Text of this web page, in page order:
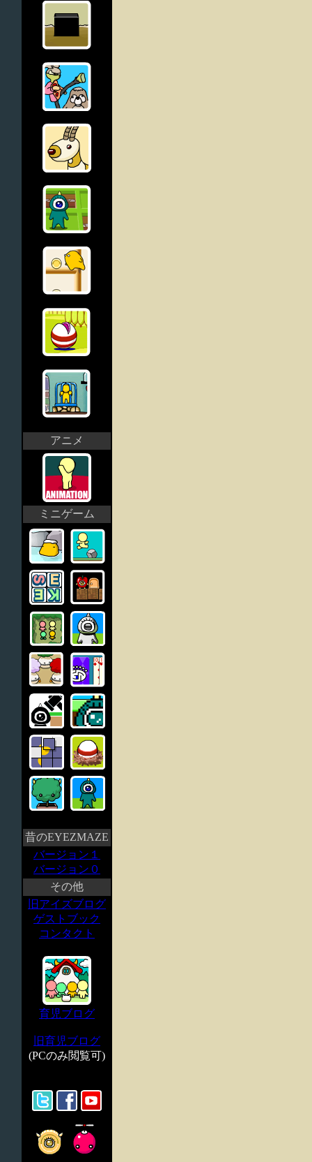
アニメ
ミニゲーム
昔のEYEZMAZE
バージョン１
バージョン０
その他
旧アイズブログ
ゲストブック
コンタクト
育児ブログ
旧育児ブログ
(PCのみ閲覧可)